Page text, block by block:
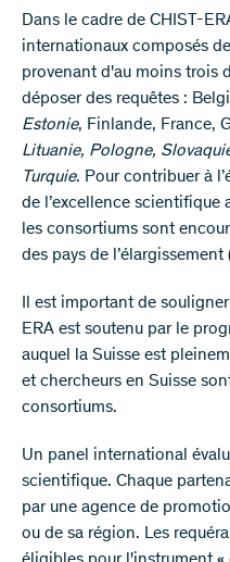
Dans le cadre de CHIST-
internationaux composés
provenant d'au moins trois
déposer des requêtes :
Estonie, Finlande, France,
Lituanie, Pologne,
Turquie. Pour contribuer à
de l’excellence scientifique
les consortiums sont
des pays de l’élargissement
Il est important de
ERA est soutenu par le
auquel la Suisse est
et chercheurs en Suisse
consortiums.
Un panel international
scientifique. Chaque
par une agence de
ou de sa région. Les